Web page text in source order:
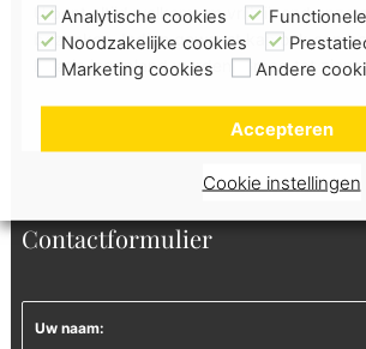
U bent altijd welkom om vrijblijvend onze
bezoeken. Indien gewenst kan ook een
locatie ingepland worden. Graag tot ziens!
Contactformulier
Analytische cookies
Noodzakelijke cookies
Marketing cookies
Andere
Cookie instellingen
Accepteren